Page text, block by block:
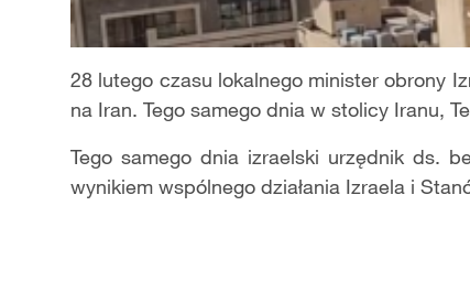
28 lutego czasu lokalnego minister obrony
na Iran. Tego samego dnia w stolicy Iranu,
Tego samego dnia izraelski urzędnik ds.
wynikiem wspólnego działania Izraela i